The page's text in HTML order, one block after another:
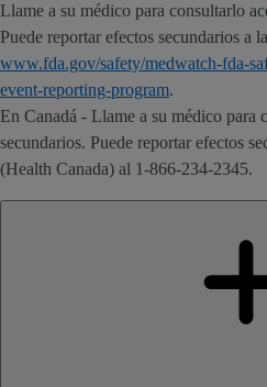
Llame a su médico para consultarlo
Puede reportar efectos secundarios
www.fda.gov/safety/medwatch-fda-
event-reporting-program.
En Canadá - Llame a su médico para
secundarios. Puede reportar efectos
(Health Canada) al 1-866-234-2345.